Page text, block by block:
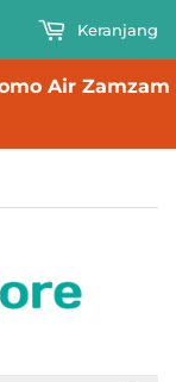
Air Zamzam
Keranjang